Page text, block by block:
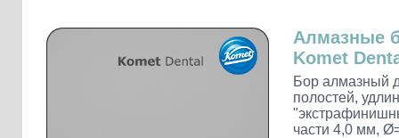
Наконечники и переходники KaVo
Алмазные
Komet
Бор алмазный
полостей,
части 4,0 мм,